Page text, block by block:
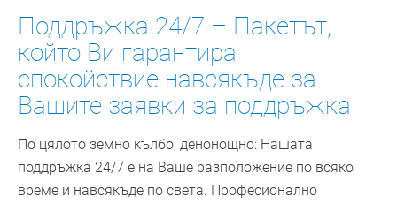
Поддръжка 24/7 – Пакетът,
който Ви гарантира
спокойствие навсякъде за
Вашите заявки за поддръжка
По цялото земно кълбо, денонощно: Нашата
поддръжка 24/7 е на Ваше разположение по всяко
време и навсякъде по света. Професионално